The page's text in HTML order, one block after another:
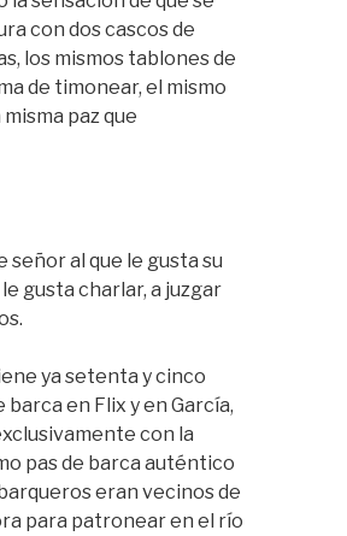
con dos cascos de
los mismos tablones de
de timonear, el mismo
paz que
señor al que le gusta su
gusta charlar, a juzgar
ya setenta y cinco
barca en Flix y en García,
con la
pas de barca auténtico
eran vecinos de
para patronear en el río